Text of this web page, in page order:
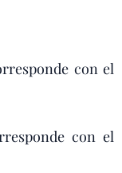
con el
con el